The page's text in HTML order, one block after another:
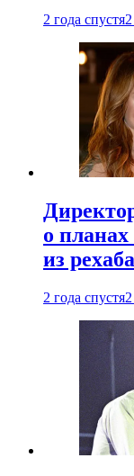
2 года спустя
о
из рехаба
2 года спустя